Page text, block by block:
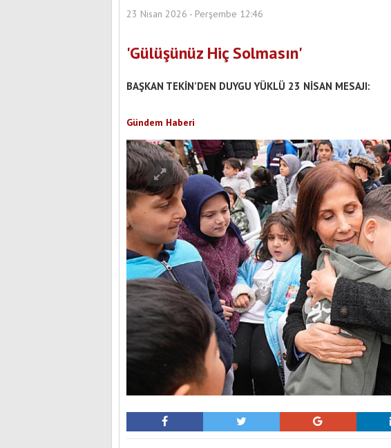
23 Nisan 2026 - Perşembe 12:46
'Gülüşünüz Hiç Solmasın'
BAŞKAN TEKİN’DEN DUYGU YÜKLÜ 23 NİSAN MESAJI:
Gündem Haberi